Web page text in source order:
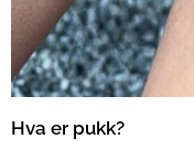
Hva er pukk?